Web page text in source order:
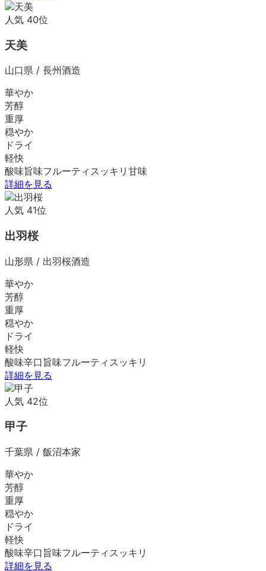
人気 40位
天美
山口県 / 長州酒造
華やか
芳醇
重厚
穏やか
ドライ
軽快
酸味旨味フルーティ スッキリ 甘味
詳細を見る
人気 41位
出羽桜
山形県 / 出羽桜酒造
華やか
芳醇
重厚
穏やか
ドライ
軽快
酸味辛口 旨味フルーティ スッキリ
詳細を見る
人気 42位
甲子
千葉県 / 飯沼本家
華やか
芳醇
重厚
穏やか
ドライ
軽快
酸味辛口 旨味フルーティ スッキリ
詳細を見る